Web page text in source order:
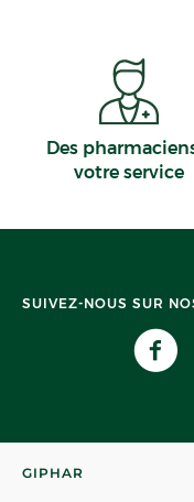
Des
votre service
SUIVEZ-NOUS SUR
GIPHAR